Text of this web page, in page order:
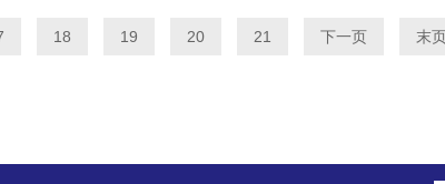
18 19 20 21 下一页 末